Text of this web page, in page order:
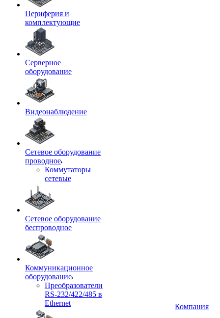
Периферия и
комплектующие
Серверное
оборудование
Видеонаблюдение
Сетевое оборудование
проводное
Коммутаторы
сетевые
Сетевое оборудование
беспроводное
Коммуникационное
оборудование
Преобразователи
RS-232/422/485 в
Ethernet
Компания